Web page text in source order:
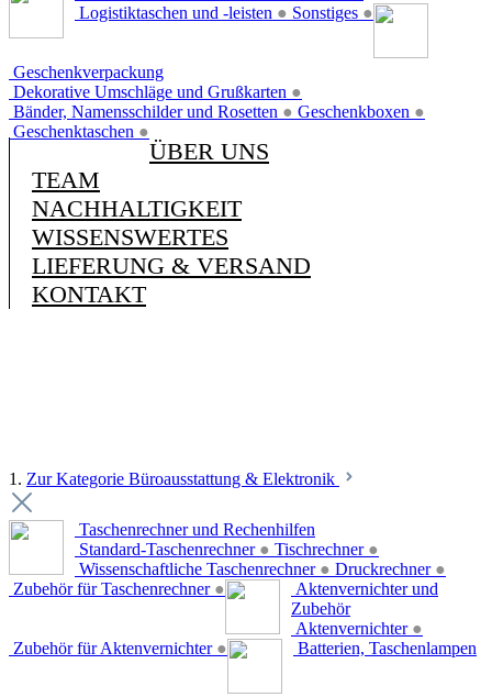
Logistiktaschen und -leisten ● Sonstiges ●
Geschenkverpackung
Dekorative Umschläge und Grußkarten ●
Bänder, Namensschilder und Rosetten ● Geschenkboxen ●
Geschenktaschen ●
ÜBER UNS
TEAM
NACHHALTIGKEIT
WISSENSWERTES
LIEFERUNG & VERSAND
KONTAKT
1. Zur Kategorie Büroausstattung & Elektronik
Taschenrechner und Rechenhilfen
Standard-Taschenrechner ● Tischrechner ●
Wissenschaftliche Taschenrechner ● Druckrechner ●
Zubehör für Taschenrechner ●
Aktenvernichter und
Zubehör
Aktenvernichter ●
Zubehör für Aktenvernichter ● Batterien, Taschenlampen